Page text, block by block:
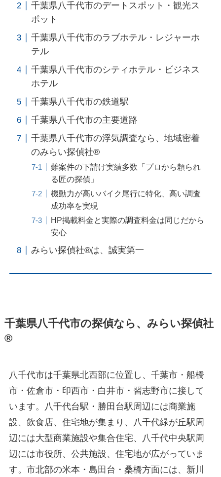
千葉県八千代市のデートスポット・観光ス
ポット
千葉県八千代市のラブホテル・レジャーホ
テル
千葉県八千代市のシティホテル・ビジネス
ホテル
千葉県八千代市の鉄道駅
千葉県八千代市の主要道路
千葉県八千代市の浮気調査なら、地域密着
のみらい探偵社®︎
難案件の下請け実績多数「プロから頼られ
る匠の探偵」
機動力が高いバイク尾行に特化、高い調査
成功率を実現
HP掲載料金と実際の調査料金は同じだから
安心
みらい探偵社®︎は、誠実第一
千葉県八千代市の探偵なら、みらい探偵社
®︎
八千代市は千葉県北西部に位置し、千葉市・船橋
市・佐倉市・印西市・白井市・習志野市に接して
います。八千代台駅・勝田台駅周辺には商業施
設、飲食店、住宅地が集まり、八千代緑が丘駅周
辺には大型商業施設や集合住宅、八千代中央駅周
辺には市役所、公共施設、住宅地が広がっていま
す。市北部の米本・島田台・桑橋方面には、新川